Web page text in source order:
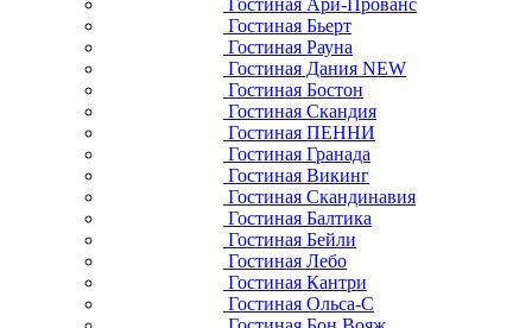
Гостиная Бьерт
Гостиная Рауна
Гостиная Дания NEW
Гостиная Бостон
Гостиная Скандия
Гостиная ПЕННИ
Гостиная Гранада
Гостиная Викинг
Гостиная Скандинавия
Гостиная Балтика
Гостиная Бейли
Гостиная Лебо
Гостиная Кантри
Гостиная Ольса-С